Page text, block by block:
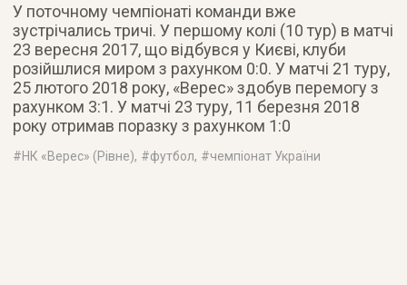
У поточному чемпіонаті команди вже
зустрічались тричі. У першому колі (10 тур) в матчі
23 вересня 2017, що відбувся у Києві, клуби
розійшлися миром з рахунком 0:0. У матчі 21 туру,
25 лютого 2018 року, «Верес» здобув перемогу з
рахунком 3:1. У матчі 23 туру, 11 березня 2018
року отримав поразку з рахунком 1:0
#НК «Верес» (Рівне), #футбол, #чемпіонат України